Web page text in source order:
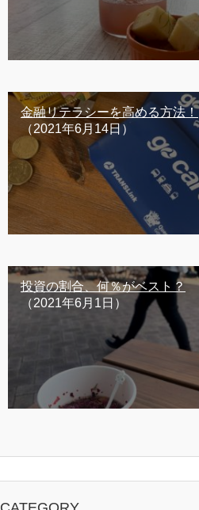
金融リテラシーを高める方法！
（2021年6月14日）
投資の割合、何％がベスト？
（2021年6月1日）